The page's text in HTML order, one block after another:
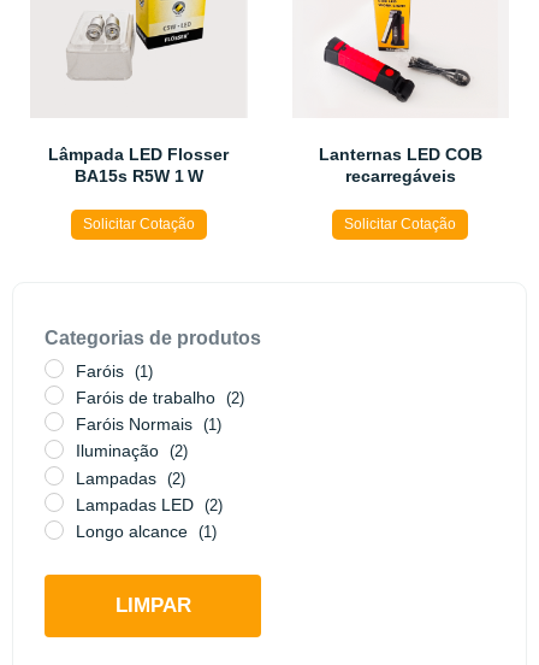
Categorias de produtos
Faróis (1)
Faróis de trabalho (2)
Faróis Normais (1)
Iluminação (2)
Lampadas (2)
Lampadas LED (2)
Longo alcance (1)
LIMPAR
Lâmpada LED Flosser
BA15s R5W 1 W
Solicitar Cotação
Lanternas LED COB
recarregáveis
Solicitar Cotação